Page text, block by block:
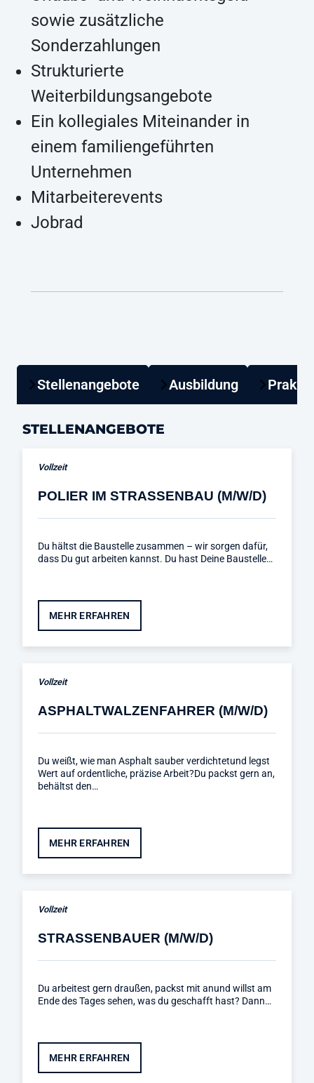
sowie zusätzliche
Sonderzahlungen
Strukturierte
Weiterbildungsangebote
Ein kollegiales Miteinander in
einem familiengeführten
Unternehmen
Mitarbeiterevents
Jobrad
Stellenangebote Ausbildung
STELLENANGEBOTE
Vollzeit
POLIER IM STRASSENBAU (M/W/D)
Du hältst die Baustelle zusammen – wir sorgen dafür,
dass Du gut arbeiten kannst. Du hast Deine Baustelle…
MEHR ERFAHREN
Vollzeit
ASPHALTWALZENFAHRER (M/W/D)
Du weißt, wie man Asphalt sauber verdichtetund legst
Wert auf ordentliche, präzise Arbeit?Du packst gern an,
behältst den…
MEHR ERFAHREN
Vollzeit
STRASSENBAUER (M/W/D)
Du arbeitest gern draußen, packst mit anund willst am
Ende des Tages sehen, was du geschafft hast? Dann…
MEHR ERFAHREN